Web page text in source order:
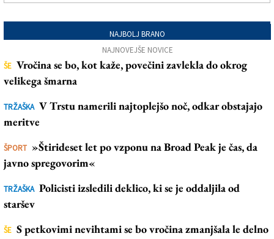
NAJBOLJ BRANO
NAJNOVEJŠE NOVICE
ŠE Vročina se bo, kot kaže, povečini zavlekla do okrog
velikega šmarna
TRŽAŠKA V Trstu namerili najtoplejšo noč, odkar obstajajo
meritve
ŠPORT »Štirideset let po vzponu na Broad Peak je čas, da
javno spregovorim«
TRŽAŠKA Policisti izsledili deklico, ki se je oddaljila od
staršev
ŠE S petkovimi nevihtami se bo vročina zmanjšala le delno